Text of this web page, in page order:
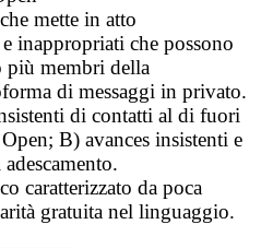
mette in atto
inappropriati che possono
più membri della
di messaggi in privato.
di contatti al di fuori
B) avances insistenti e
caratterizzato da poca
gratuita nel linguaggio.